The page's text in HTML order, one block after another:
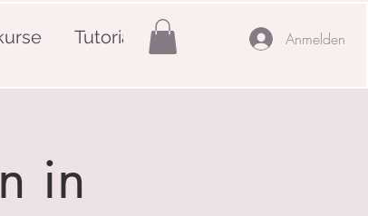
Tutorials Anmelden
in